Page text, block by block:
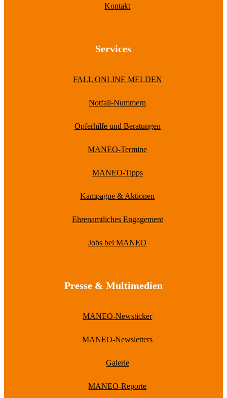
Kontakt
Services
FALL ONLINE MELDEN
Notfall-Nummern
Opferhilfe und Beratungen
MANEO-Termine
MANEO-Tipps
Kampagne & Aktionen
Ehrenamtliches Engagement
Jobs bei MANEO
Presse & Multimedien
MANEO-Newsticker
MANEO-Newsletters
Galerie
MANEO-Reporte